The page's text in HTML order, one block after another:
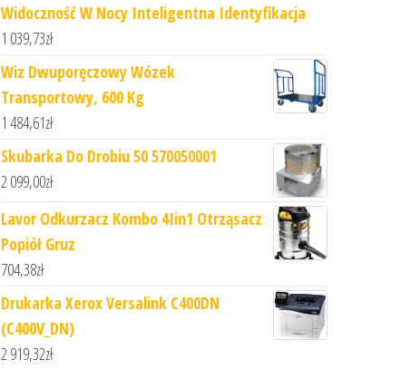
Widoczność W Nocy Inteligentna Identyfikacja
1 039,73zł
Wiz Dwuporęczowy Wózek
Transportowy, 600 Kg
1 484,61zł
Skubarka Do Drobiu 50 570050001
2 099,00zł
Lavor Odkurzacz Kombo 4Iin1 Otrząsacz
Popiół Gruz
704,38zł
Drukarka Xerox Versalink C400DN
(C400V_DN)
2 919,32zł